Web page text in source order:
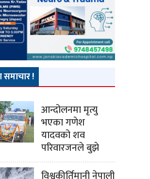
समाचार !
आन्दोलनमा मृत्यु
भएका गणेश
यादवको शव
परिवारजनले बुझे